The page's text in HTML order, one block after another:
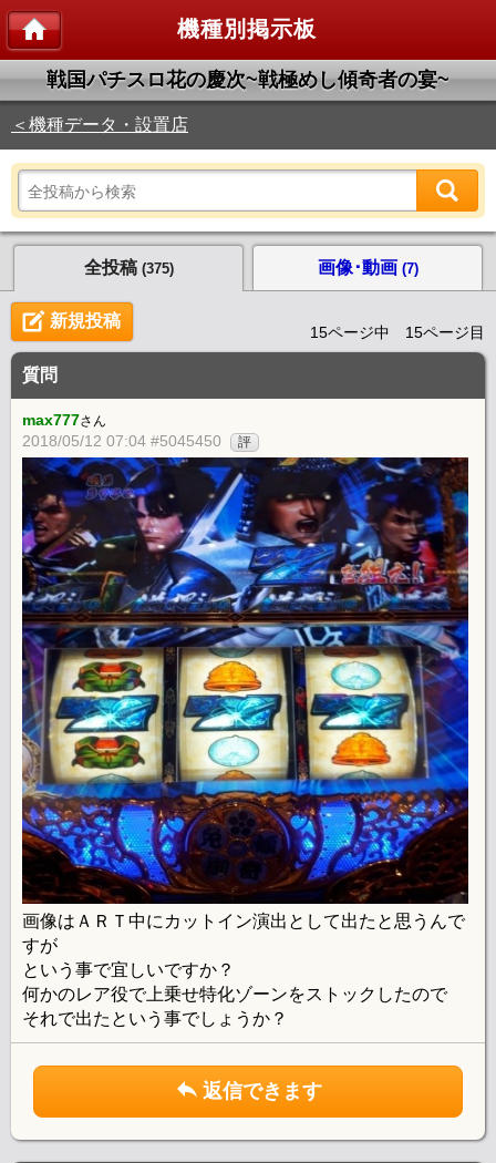
機種別掲示板
戦国パチスロ花の慶次~戦極めし傾奇者の宴~
＜機種データ・設置店
全投稿 (375) 画像･動画 (7)
新規投稿
15ページ中 15ページ目
質問
max777さん
2018/05/12 07:04 #5045450 評
画像はＡＲＴ中にカットイン演出として出たと思うんで
すが
という事で宜しいですか？
何かのレア役で上乗せ特化ゾーンをストックしたので
それで出たという事でしょうか？
返信できます